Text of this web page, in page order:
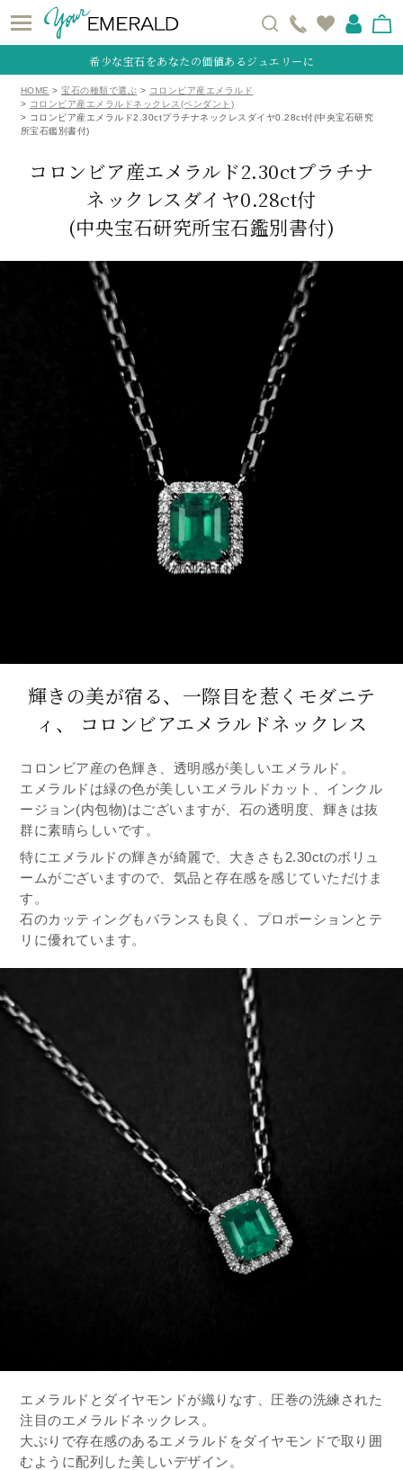
希少な宝石をあなたの価値あるジュエリーに
HOME 宝石の種類で選ぶ
コロンビア産エメラルド
コロンビア産エメラルドネックレス(ペンダント)
コロンビア産エメラルド2.30ctプラチナネックレスダイヤ0.28ct付(中央宝石研究
所宝石鑑別書付)
コロンビア産エメラルド2.30ctプラチナ
ネックレスダイヤ0.28ct付
(中央宝石研究所宝石鑑別書付)
輝きの美が宿る、一際目を惹くモダニテ
ィ、
コロンビアエメラルドネックレス
コロンビア産の色輝き、透明感が美しいエメラルド。
エメラルドは緑の色が美しいエメラルドカット、インクル
ージョン(内包物)はございますが、石の透明度、輝きは抜
群に素晴らしいです。
特にエメラルドの輝きが綺麗で、大きさも2.30ctのボリュ
ームがございますので、気品と存在感を感じていただけま
す。
石のカッティングもバランスも良く、プロポーションとテ
リに優れています。
エメラルドとダイヤモンドが織りなす、圧巻の洗練された
注目のエメラルドネックレス。
大ぶりで存在感のあるエメラルドをダイヤモンドで取り囲
むように配列した美しいデザイン。